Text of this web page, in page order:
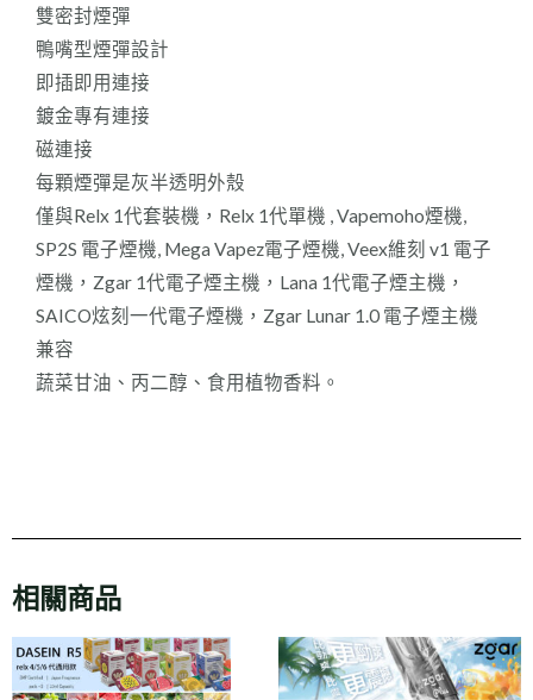
雙密封煙彈
鴨嘴型煙彈設計
即插即用連接
鍍金專有連接
磁連接
每顆煙彈是灰半透明外殼
僅與Relx 1代套裝機，Relx 1代單機 , Vapemoho煙機,
SP2S 電子煙機, Mega Vapez電子煙機, Veex維刻 v1 電子
煙機，Zgar 1代電子煙主機，Lana 1代電子煙主機，
SAICO炫刻一代電子煙機，Zgar Lunar 1.0 電子煙主機
兼容
蔬菜甘油、丙二醇、食用植物香料。
相關商品